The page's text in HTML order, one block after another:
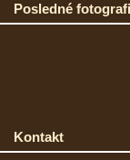
Posledné
Kontakt